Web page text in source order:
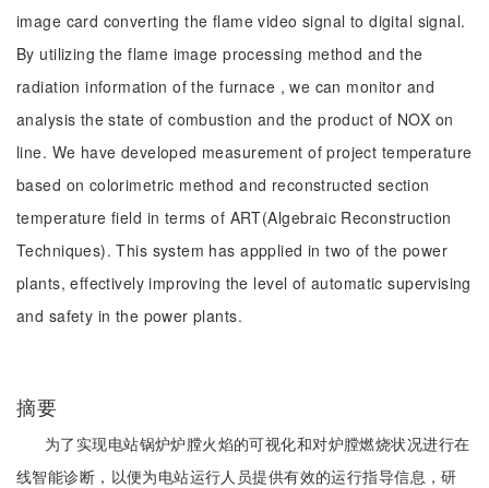
image card converting the flame video signal to digital signal.
By utilizing the flame image processing method and the
radiation information of the furnace , we can monitor and
analysis the state of combustion and the product of NOX on
line. We have developed measurement of project temperature
based on colorimetric method and reconstructed section
temperature field in terms of ART(Algebraic Reconstruction
Techniques). This system has appplied in two of the power
plants, effectively improving the level of automatic supervising
and safety in the power plants.
摘要
为了实现电站锅炉炉膛火焰的可视化和对炉膛燃烧状况进行在
线智能诊断，以便为电站运行人员提供有效的运行指导信息，研